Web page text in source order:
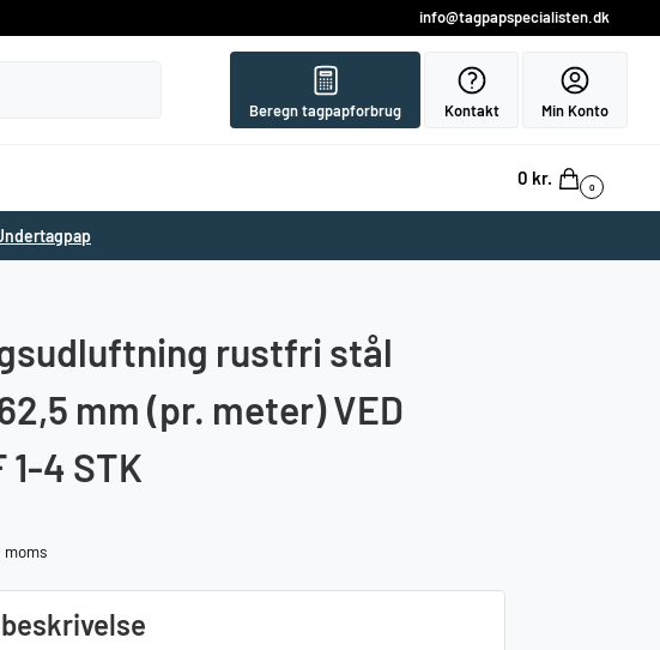
info@tagpapspecialisten.dk
Beregn tagpapforbrug Kontakt Min Konto
0 kr. 0
rustfri stål
mm (pr. meter) VED
1-4 STK
moms